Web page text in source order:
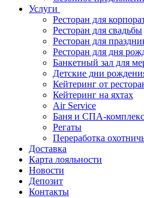
Услуги
Ресторан для
Ресторан для свадьбы
Ресторан для
Ресторан для дня
Банкетный зал для
Детские дни
Кейтеринг от
Кейтеринг на яхтах
Air Service
Баня и СПА-комплекс
Регаты
Переработка
Доставка
Карта лояльности
Новости
Депозит
Контакты